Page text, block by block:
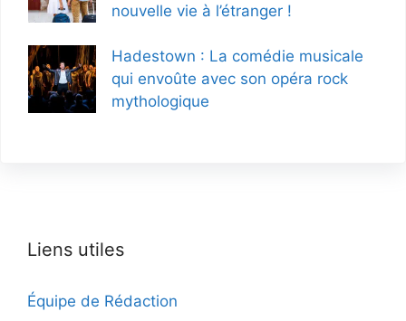
nouvelle vie à l’étranger !
Hadestown : La comédie musicale
qui envoûte avec son opéra rock
mythologique
Liens utiles
Équipe de Rédaction